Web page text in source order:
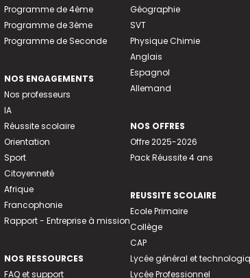
Programme de 4ème
Programme de 3ème
Programme de Seconde
NOS ENGAGEMENTS
Nos professeurs
IA
Réussite scolaire
Orientation
Sport
Citoyenneté
Afrique
Francophonie
Rapport - Entreprise à mission
NOS RESSOURCES
FAQ et support
Géographie
SVT
Physique Chimie
Anglais
Espagnol
Allemand
NOS OFFRES
Offre 2025-2026
Pack Réussite 4 ans
REUSSITE SCOLAIRE
Ecole Primaire
Collège
CAP
Lycée général et
Lycée Professionnel